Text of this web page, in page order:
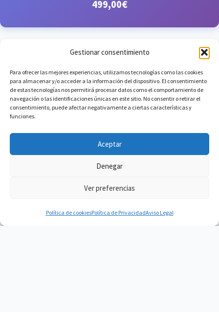
Gestionar consentimiento
Para ofrecer las mejores experiencias, utilizamos tecnologías como las cookies
para almacenar y/o acceder a la información del dispositivo. El consentimiento
de estas tecnologías nos permitirá procesar datos como el comportamiento de
navegación o las identificaciones únicas en este sitio. No consentir o retirar el
consentimiento, puede afectar negativamente a ciertas características y
funciones.
Aceptar
Denegar
Ver preferencias
Política de cookiesPolítica de PrivacidadAviso Legal
499,00€